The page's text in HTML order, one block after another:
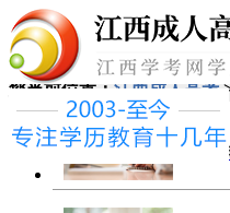
您当前位置： 江西成人高考